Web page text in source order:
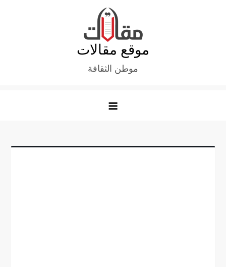
موقع مقالات
موطن الثقافة